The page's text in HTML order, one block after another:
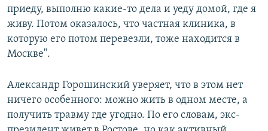
приеду, выполню какие-то дела и уеду домой, где я
живу. Потом оказалось, что частная клиника, в
которую его потом перевезли, тоже находится в
Москве".
Александр Горошинский уверяет, что в этом нет
ничего особенного: можно жить в одном месте, а
получить травму где угодно. По его словам, экс-